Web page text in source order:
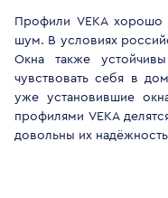
Профили VEKA хорошо
шум. В условиях
Окна также
чувствовать себя в
уже установившие
профилями VEKA
довольны их